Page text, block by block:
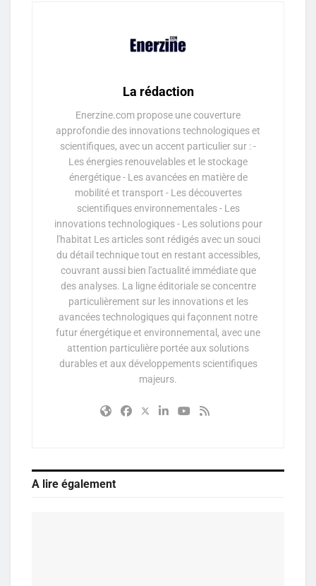
La rédaction
Enerzine.com propose une couverture
approfondie des innovations technologiques et
scientifiques, avec un accent particulier sur : -
Les énergies renouvelables et le stockage
énergétique - Les avancées en matière de
mobilité et transport - Les découvertes
scientifiques environnementales - Les
innovations technologiques - Les solutions pour
l'habitat Les articles sont rédigés avec un souci
du détail technique tout en restant accessibles,
couvrant aussi bien l'actualité immédiate que
des analyses. La ligne éditoriale se concentre
particulièrement sur les innovations et les
avancées technologiques qui façonnent notre
futur énergétique et environnemental, avec une
attention particulière portée aux solutions
durables et aux développements scientifiques
majeurs.
A lire également